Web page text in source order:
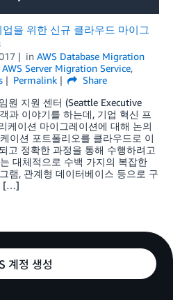
을 위한 신규 클라우드 마이그
in AWS Database Migration
AWS Server Migration Service,
Permalink
Share
원 지원 센터 (Seattle Executive
과 이야기를 하는데, 기업 혁신 프
케이션 마이그레이션에 대해 논의
이션 포트폴리오를 클라우드로 이
고 정확한 과정을 통해 수행하려고
대체적으로 수백 가지의 복잡한
램, 관계형 데이터베이스 등으로 구
[…]
계정 생성